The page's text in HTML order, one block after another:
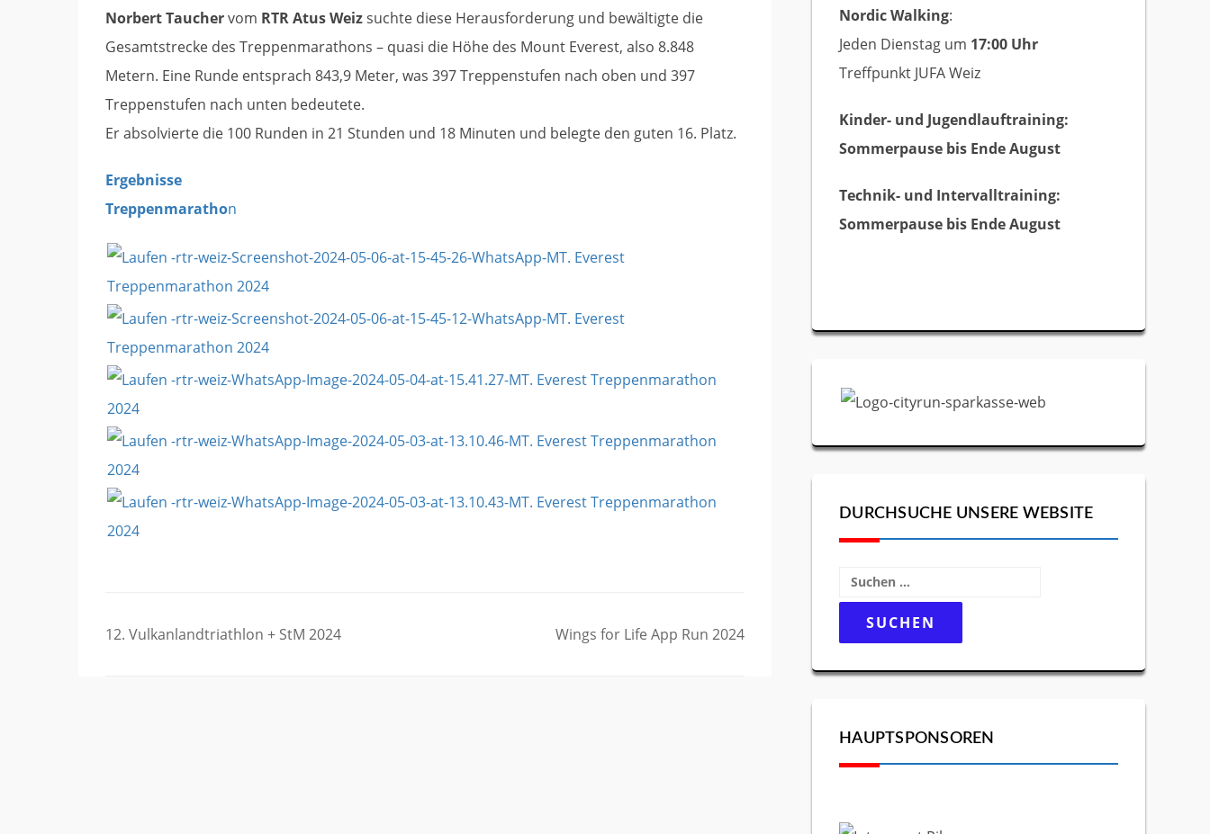
Norbert Tauchervom RTR Atus Weizsuchte diese Herausforderung und bewältigte die
Gesamtstrecke des Treppenmarathons – quasi die Höhe des Mount Everest, also 8.848
Metern. Eine Runde entsprach 843,9 Meter, was 397 Treppenstufen nach oben und 397
Treppenstufen nach unten bedeutete.
Er absolvierte die 100 Runden in 21 Stunden und 18 Minuten und belegte den guten 16. Platz.
Ergebnisse
Treppenmarathon
Beitragsnavigation
12. Vulkanlandtriathlon + StM 2024 Wings for Life App Run 2024
Nordic Walking:
Jeden Dienstag um 17:00 Uhr
Treffpunkt JUFA Weiz
Kinder- und Jugendlauftraining:
Sommerpause bis Ende August
Technik- und Intervalltraining:
Sommerpause bis Ende August
DURCHSUCHE UNSERE WEBSITE
Suchen
nach:
HAUPTSPONSOREN